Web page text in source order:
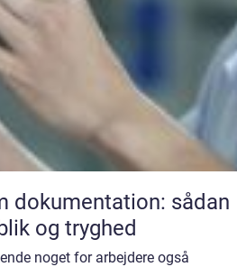
dokumentation: sådan
og tryghed
noget for arbejdere også